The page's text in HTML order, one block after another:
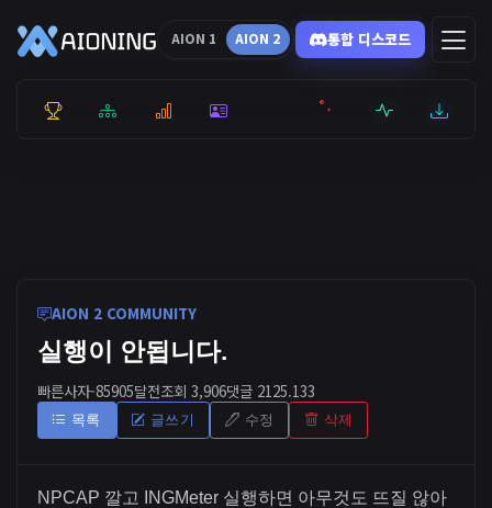
AION 1 AION 2 통합 디스코드
통합 순위리더보드통계 캐릭터 서버현황최근기록잉미
AION 2 COMMUNITY
실행이 안됩니다.
빠른사자-85905달전조회 3,906댓글 2125.133
목록 글쓰기 수정 삭제
NPCAP 깔고 INGMeter 실행하면 아무것도 뜨질 않아